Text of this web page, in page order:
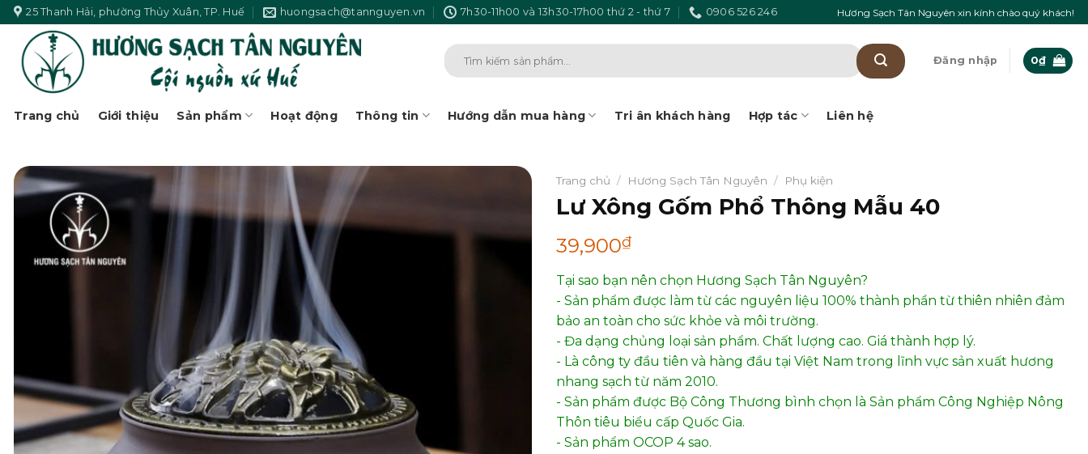
Skip
to
content
25 Thanh Hải, phường Thủy Xuân, TP. Huế huongsach@tannguyen.vn 7h30-11h00 và 13h30-17h00 thứ 2 - thứ 7 0906 526 246 Hương Sạch Tân Nguyên xin kính chào quý khách!
Đăng nhập 0₫
Trang chủ Giới thiệu Sản phẩm Hoạt động Thông tin Hướng dẫn mua hàng Tri ân khách hàng Hợp tác Liên hệ
Trang chủ / Hương Sạch Tân Nguyên / Phụ kiện
Lư Xông Gốm Phổ Thông Mẫu 40
39,900₫
Tại sao bạn nên chọn Hương Sạch Tân Nguyên?
- Sản phẩm được làm từ các nguyên liệu 100% thành phần từ thiên nhiên đảm
bảo an toàn cho sức khỏe và môi trường.
- Đa dạng chủng loại sản phẩm. Chất lượng cao. Giá thành hợp lý.
- Là công ty đầu tiên và hàng đầu tại Việt Nam trong lĩnh vực sản xuất hương
nhang sạch từ năm 2010.
- Sản phẩm được Bộ Công Thương bình chọn là Sản phẩm Công Nghiệp Nông
Thôn tiêu biểu cấp Quốc Gia.
- Sản phẩm OCOP 4 sao.